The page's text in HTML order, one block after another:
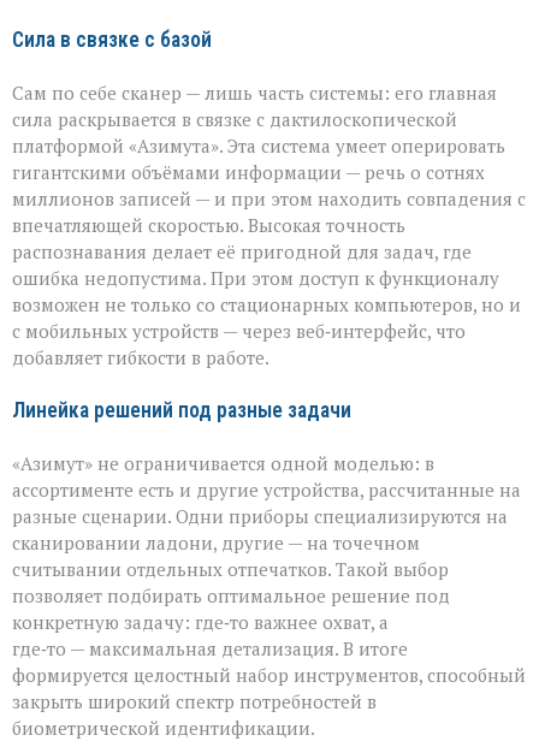
Сила в связке с базой
Сам по себе сканер — лишь часть системы: его главная
сила раскрывается в связке с дактилоскопической
платформой «Азимута». Эта система умеет оперировать
гигантскими объёмами информации — речь о сотнях
миллионов записей — и при этом находить совпадения с
впечатляющей скоростью. Высокая точность
распознавания делает её пригодной для задач, где
ошибка недопустима. При этом доступ к функционалу
возможен не только со стационарных компьютеров, но и
с мобильных устройств — через веб‑интерфейс, что
добавляет гибкости в работе.
Линейка решений под разные задачи
«Азимут» не ограничивается одной моделью: в
ассортименте есть и другие устройства, рассчитанные на
разные сценарии. Одни приборы специализируются на
сканировании ладони, другие — на точечном
считывании отдельных отпечатков. Такой выбор
позволяет подбирать оптимальное решение под
конкретную задачу: где‑то важнее охват, а
где‑то — максимальная детализация. В итоге
формируется целостный набор инструментов, способный
закрыть широкий спектр потребностей в
биометрической идентификации.